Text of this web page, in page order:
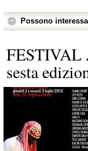
Possono
FESTIVAL
sesta